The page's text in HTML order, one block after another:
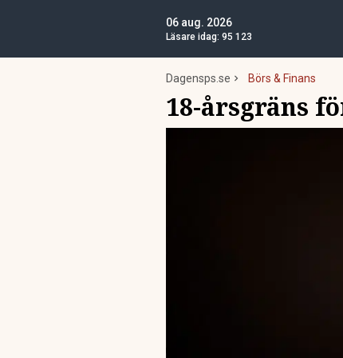
06 aug. 2026
Läsare idag: 95 123
Dagensps.se Börs & Finans
18-årsgräns